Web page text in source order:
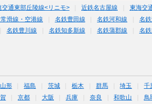
交通東部丘陵線<リニモ> 近鉄名古屋線 東海交
滑線・空港線 名鉄豊田線 名鉄河和線 名
名鉄豊川線 名鉄知多新線 名鉄蒲郡線 名
山形 福島 茨城 栃木 群馬 埼玉 千
京都 大阪 兵庫 奈良 和歌山 鳥